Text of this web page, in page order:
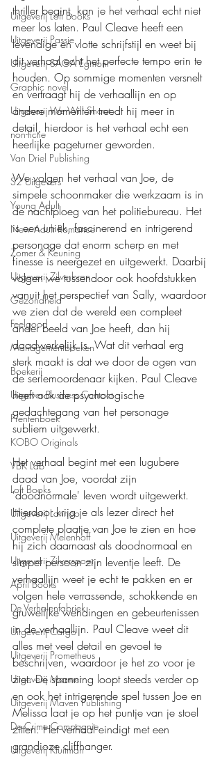
Uitgeverij Loft Books
Uitgeverij Passie
Uitgeverij SAGA Egmont
Graphic novel
Uitgeverij We Will Shoot
non-fictie
Van Driel Publishing
S2 Uitgevers
Young Adult
New Adult Romance
Zomer & Keuning
Uitgeverij Zilverbron
Gezondheid
Feelgood
Managementboeken
Boekerij
Uitgever Business Contact
Prentenboek
KOBO Originals
VBK Lab
Loft Books
Uitgeverij Lannoo
Uitgeverij Melenhoff
Uitgeverij Zilverspoor
April Books
De Verhalenfabriek
Uitgeverij Cargo
Uitgeverij Prometheus
Uitgeverij Marmer
Uitgeverij Maven Publishing
De Crime Compagnie
Uitgeverij Kluitman
thriller begint, kan je het verhaal echt niet
meer los laten. Paul Cleave heeft een
levendige en vlotte schrijfstijl en weet bij
dit verhaal echt het perfecte tempo erin te
houden. Op sommige momenten versnelt
en vertraagt hij de verhaallijn en op
andere momenten treedt hij meer in
detail, hierdoor is het verhaal echt een
heerlijke pageturner geworden.
We volgen het verhaal van Joe, de
simpele schoonmaker die werkzaam is in
de nachtploeg van het politiebureau. Het
is een uniek, fascinerend en intrigerend
personage dat enorm scherp en met
finesse is neergezet en uitgewerkt. Daarbij
volgen we tussendoor ook hoofdstukken
vanuit het perspectief van Sally, waardoor
we zien dat de wereld een compleet
ander beeld van Joe heeft, dan hij
daadwerkelijk is. Wat dit verhaal erg
sterk maakt is dat we door de ogen van
de seriemoordenaar kijken. Paul Cleave
heeft ook de psychologische
gedachtegang van het personage
subliem uitgewerkt.
Het verhaal begint met een lugubere
daad van Joe, voordat zijn
'doodnormale' leven wordt uitgewerkt.
Hierdoor krijg je als lezer direct het
complete plaatje van Joe te zien en hoe
hij zich daarnaast als doodnormaal en
simpel persoon zijn leventje leeft. De
verhaallijn weet je echt te pakken en er
volgen hele verrassende, schokkende en
gruwelijke wendingen en gebeurtenissen
in de verhaallijn. Paul Cleave weet dit
alles met veel detail en gevoel te
beschrijven, waardoor je het zo voor je
ziet. De spanning loopt steeds verder op
en ook het intrigerende spel tussen Joe en
Melissa laat je op het puntje van je stoel
zitten. Het verhaal eindigt met een
grandioze cliffhanger.